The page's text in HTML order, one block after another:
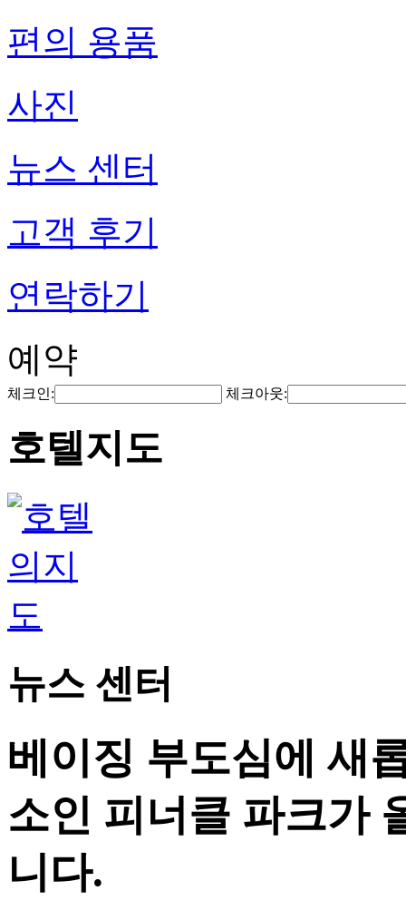
편의 용품
사진
뉴스 센터
고객 후기
연락하기
예약
체크인: 체크아웃:
호텔지도
뉴스 센터
베이징 부도심에 새
소인 피너클 파크가
니다.